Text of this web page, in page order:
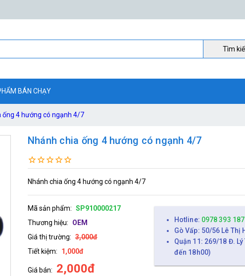
Tìm
BÁN CHẠY
ống 4 hướng có ngạnh 4/7
Nhánh chia ống 4 hướng có ngạnh 4/7
Nhánh chia ống 4 hướng có ngạnh 4/7
Mã sản phẩm: SP910000217
Thương hiệu:
OEM
Giá thị trường: 3,000đ
Tiết kiệm:
1,000đ
Giá bán: 2,000đ
Hotline: 0978 393 187
Gò Vấp: 50/56 Lê Thị
Quận 11: 269/18 Đ.
đến 18h00)